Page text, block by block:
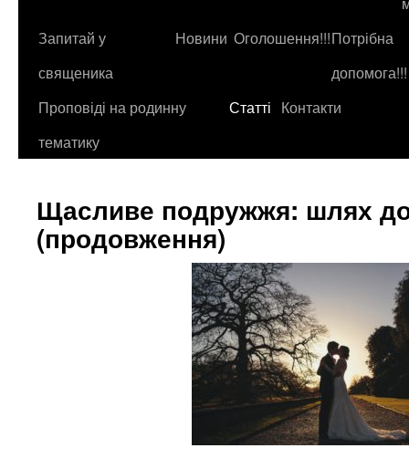
контенту
Запитай у
священика
Новини Оголошення!!!Потрібна
допомога!!!
Проповіді на родинну
тематику
Статті Контакти
Щасливе подружжя: шлях до
(продовження)